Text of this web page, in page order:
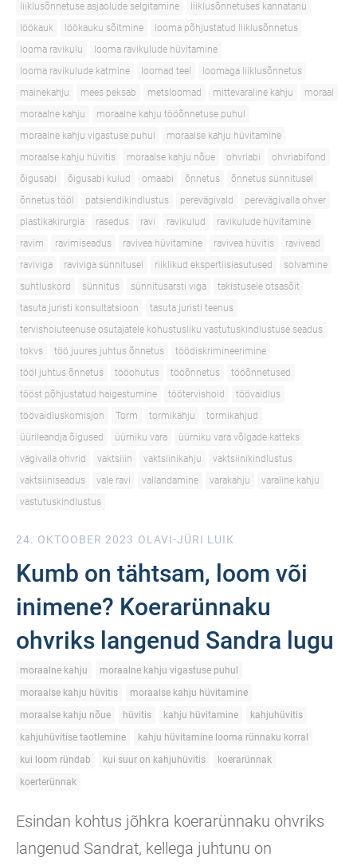
liiklusõnnetuse asjaolude selgitamine
liiklusõnnetuses kannatanu
löökauk
löökauku sõitmine
looma põhjustatud liiklusõnnetus
looma ravikulu
looma ravikulude hüvitamine
looma ravikulude katmine
loomad teel
loomaga liiklusõnnetus
mainekahju
mees peksab metsloomad mittevaraline kahju
moraal
moraalne kahju
moraalne kahju tööõnnetuse puhul
moraalne kahju vigastuse puhul
moraalse kahju hüvitamine
moraalse kahju hüvitis
moraalse kahju nõue ohvriabi
ohvriabifond
õigusabi
õigusabi kulud omaabi õnnetus
õnnetus sünnitusel
õnnetus tööl
patsiendikindlustus perevägivald
perevägivalla ohver
plastikakirurgia
rasedus ravi ravikulud
ravikulude hüvitamine
ravim
ravimiseadus ravivea hüvitamine ravivea hüvitis
ravivead
raviviga
raviviga sünnitusel riiklikud ekspertiisiasutused
solvamine
suhtluskord
sünnitus sünnitusarsti viga
takistusele otsasõit
tasuta juristi konsultatsioon
tasuta juristi teenus
tervishoiuteenuse osutajatele kohustusliku vastutuskindlustuse seadus
tokvs
töö juures juhtus õnnetus
töödiskrimineerimine
tööl juhtus õnnetus
tööohutus tööõnnetus
tööõnnetused
tööst põhjustatud haigestumine
töötervishoid
töövaidlus
töövaidluskomisjon
Torm tormikahju
tormikahjud
üürileandja õigused
üürniku vara
üürniku vara võlgade katteks
vägivalla ohvrid
vaktsiiin vaktsiinikahju
vaktsiinikindlustus
vaktsiiniseadus
vale ravi vallandamine varakahju
varaline kahju
vastutuskindlustus
24. OKTOOBER 2023 OLAVI-JÜRI LUIK
Kumb on tähtsam, loom või
inimene? Koerarünnaku
ohvriks langenud Sandra lugu
moraalne kahju
moraalne kahju vigastuse puhul
moraalse kahju hüvitis
moraalse kahju hüvitamine
moraalse kahju nõue
hüvitis kahju hüvitamine
kahjuhüvitis
kahjuhüvitise taotlemine
kahju hüvitamine looma rünnaku korral
kui loom ründab
kui suur on kahjuhüvitis
koerarünnak
koerterünnak
Esindan kohtus jõhkra koerarünnaku ohvriks
langenud Sandrat, kellega juhtunu on